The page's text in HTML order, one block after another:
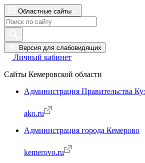
Областные сайты
Версия для слабовидящих
Личный кабинет
Сайты Кемеровской области
Администрация Правительства
ako.ru
Администрация города Кемерово
kemerovo.ru